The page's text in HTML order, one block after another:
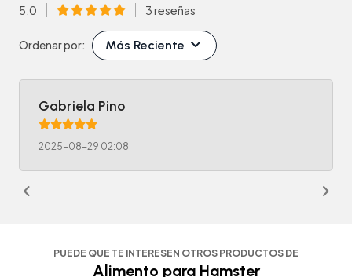
5.0 3 reseñas
Ordenar por: Más Reciente
Gabriela Pino
2025-08-29 02:08
PUEDE QUE TE INTERESEN OTROS PRODUCTOS DE
Alimento para Hamster